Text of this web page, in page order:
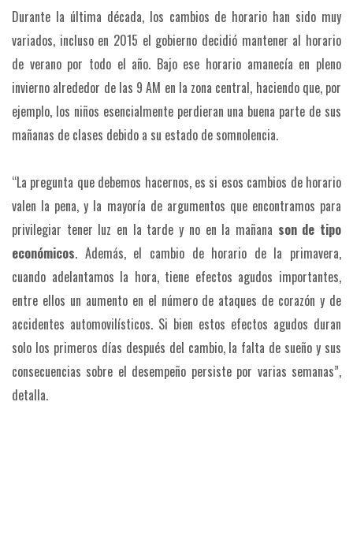
Durante la última década, los cambios de horario han sido muy
variados, incluso en 2015 el gobierno decidió mantener al horario
de verano por todo el año. Bajo ese horario amanecía en pleno
invierno alrededor de las 9 AM en la zona central, haciendo que, por
ejemplo, los niños esencialmente perdieran una buena parte de sus
mañanas de clases debido a su estado de somnolencia.
“La pregunta que debemos hacernos, es si esos cambios de horario
valen la pena, y la mayoría de argumentos que encontramos para
privilegiar tener luz en la tarde y no en la mañana son de tipo
económicos. Además, el cambio de horario de la primavera,
cuando adelantamos la hora, tiene efectos agudos importantes,
entre ellos un aumento en el número de ataques de corazón y de
accidentes automovilísticos. Si bien estos efectos agudos duran
solo los primeros días después del cambio, la falta de sueño y sus
consecuencias sobre el desempeño persiste por varias semanas”,
detalla.